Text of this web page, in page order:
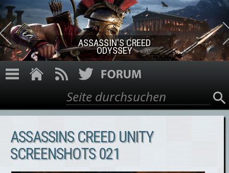
Direkt zum Inhalt
ASSASSIN'S CREED ROGUE
REMASTERED
Suchformular
Suche
ASSASSINS CREED UNITY
SCREENSHOTS 021